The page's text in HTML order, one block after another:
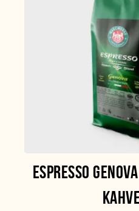
ESPRESSO